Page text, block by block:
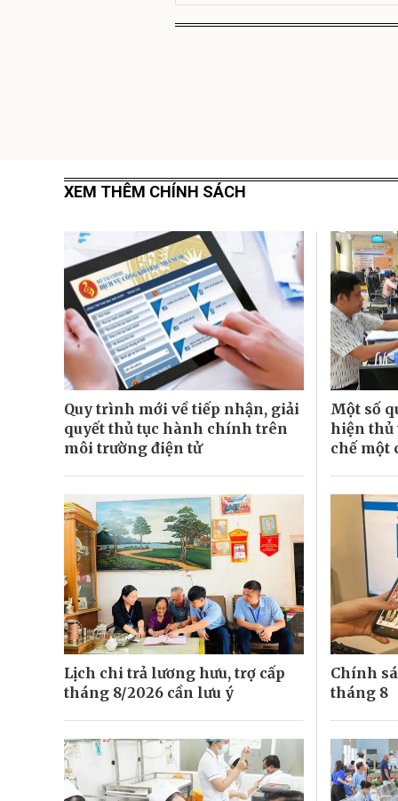
XEM THÊM CHÍNH SÁCH
Quy trình mới về tiếp nhận, giải
quyết thủ tục hành chính trên
môi trường điện tử
Một số
hiện thủ
chế một
Lịch chi trả lương hưu, trợ cấp
tháng 8/2026 cần lưu ý
Chính
tháng 8